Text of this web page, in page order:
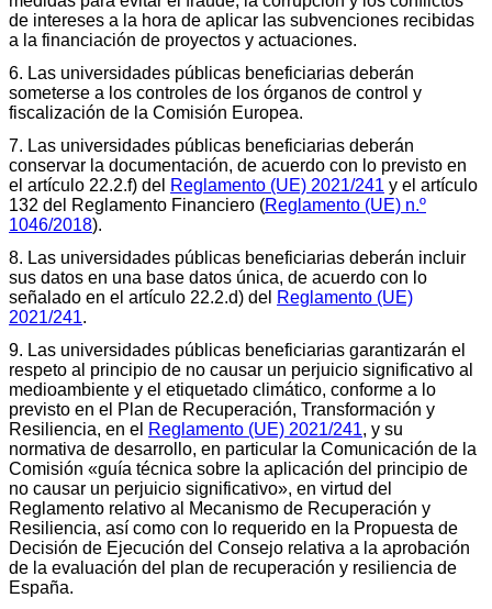
de intereses a la hora de aplicar las subvenciones recibidas
a la financiación de proyectos y actuaciones.
6. Las universidades públicas beneficiarias deberán
someterse a los controles de los órganos de control y
fiscalización de la Comisión Europea.
7. Las universidades públicas beneficiarias deberán
conservar la documentación, de acuerdo con lo previsto en
el artículo 22.2.f) del Reglamento (UE) 2021/241 y el artículo
132 del Reglamento Financiero (Reglamento (UE) n.º
1046/2018).
8. Las universidades públicas beneficiarias deberán incluir
sus datos en una base datos única, de acuerdo con lo
señalado en el artículo 22.2.d) del Reglamento (UE)
2021/241.
9. Las universidades públicas beneficiarias garantizarán el
respeto al principio de no causar un perjuicio significativo al
medioambiente y el etiquetado climático, conforme a lo
previsto en el Plan de Recuperación, Transformación y
Resiliencia, en el Reglamento (UE) 2021/241, y su
normativa de desarrollo, en particular la Comunicación de la
Comisión «guía técnica sobre la aplicación del principio de
no causar un perjuicio significativo», en virtud del
Reglamento relativo al Mecanismo de Recuperación y
Resiliencia, así como con lo requerido en la Propuesta de
Decisión de Ejecución del Consejo relativa a la aprobación
de la evaluación del plan de recuperación y resiliencia de
España.